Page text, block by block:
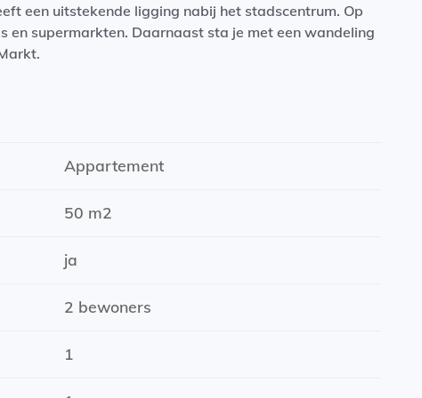
een uitstekende ligging nabij het stadscentrum. Op
en supermarkten. Daarnaast sta je met een wandeling
ruime koelkast en inductiekookplaat
licht
Appartement
50 m2
ja
2 bewoners
1